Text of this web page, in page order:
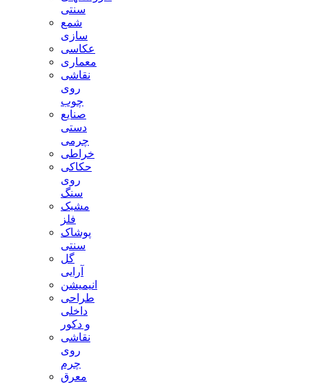
سنتی
شمع
سازی
عکاسی
معماری
نقاشی
روی
چوب
صنایع
دستی
چرمی
خراطی
حکاکی
روی
سنگ
مشبک
فلز
پوشاک
سنتی
گل
آرایی
انیمیشن
طراحی
داخلی
و دکور
نقاشی
روی
چرم
معرق